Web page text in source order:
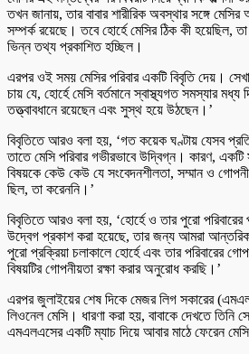
তখন জানায়, তার বাবার শারীরিক অবস্থার সঙ্গে
সম্পর্ক রয়েছে। তবে হোর্হে মেসির ঠিক কী হয়েছিল, তা
ভিন্ন তথ্য প্রকাশিত হচ্ছিল।
এরপর ওই সময় মেসির পরিবার একটি বিবৃতি দেয়।
চায় যে, হোর্হে মেসি বর্তমানে স্বাস্থ্যগত সমস্যার মধ্য
তত্ত্বাবধানে রয়েছেন এবং সুস্থ হয়ে উঠছেন।’
বিবৃতিতে আরও বলা হয়, ‘গত কয়েক ঘণ্টায় যেসব
তাতে মেসি পরিবার গভীরভাবে উদ্বিগ্ন। কারণ, একটি
বিষয়কে কেউ কেউ যে সংবেদনশীলতা, সম্মান ও
ছিল, তা করেননি।’
বিবৃতিতে আরও বলা হয়, ‘হোর্হে ও তার পুরো পরিবারের
উদ্বেগ প্রকাশ করা হয়েছে, তার জন্য আমরা
পুরো প্রক্রিয়া চলাকালে হোর্হে এবং তার পরিবারের
বিষয়টির গোপনীয়তা রক্ষা করার অনুরোধ করছি।’
এরপর জুলাইয়ের শেষ দিকে মেজর লিগ সকারের
লিওনেল মেসি। ধারণা করা হয়, বাবাকে দেখতে
এমএলএসের একটি ম্যাচ দিয়ে আবার মাঠে ফেরেন